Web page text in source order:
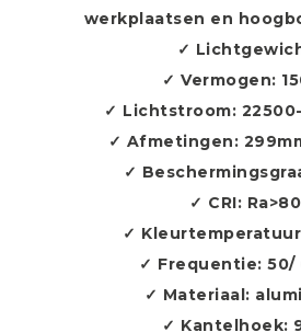
werkplaatsen en
✓
✓ Vermogen:
✓ Lichtstroom:
✓ Afmetingen:
✓
✓ CRI: Ra>80
✓
✓ Frequentie: 50/
✓ Materiaal:
✓ Kantelhoek: